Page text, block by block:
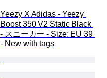
Yeezy X Adidas - Yeezy
Boost 350 V2 Static Black
- スニーカー - Size: EU 39
- New with tags